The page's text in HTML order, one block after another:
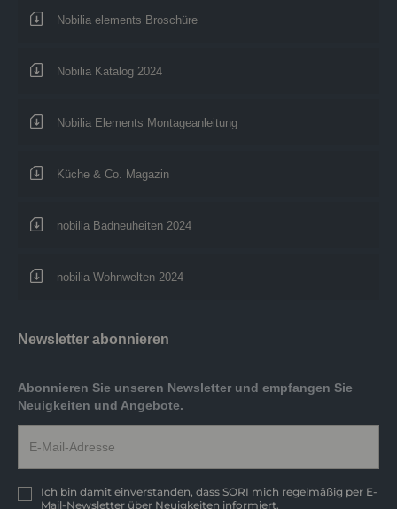
Nobilia elements Broschüre
Nobilia Katalog 2024
Nobilia Elements Montageanleitung
Küche & Co. Magazin
nobilia Badneuheiten 2024
nobilia Wohnwelten 2024
Newsletter abonnieren
Abonnieren Sie unseren Newsletter und empfangen Sie
Neuigkeiten und Angebote.
Ich bin damit einverstanden, dass SORI mich regelmäßig per E-
Mail-Newsletter über Neuigkeiten informiert.